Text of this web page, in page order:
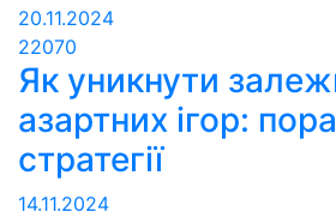
20.11.2024
22070
Як уникнути
азартних ігор:
стратегії
14.11.2024